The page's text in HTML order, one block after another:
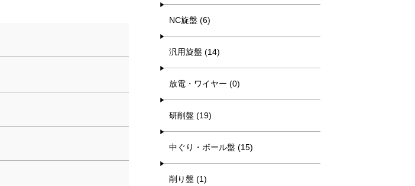
NC旋盤 (6)
汎用旋盤 (14)
放電・ワイヤー (0)
研削盤 (19)
中ぐり・ボール盤 (15)
削り盤 (1)